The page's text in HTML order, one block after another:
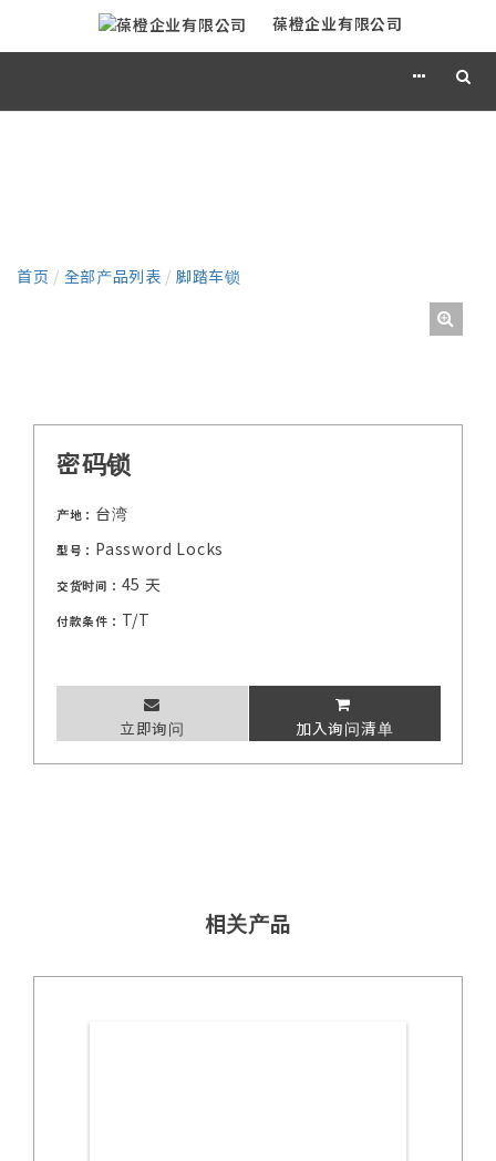
葆橙企业有限公司
首页 / 全部产品列表 / 脚踏车锁
密码锁
产地： 台湾
型号： Password Locks
交货时间： 45 天
付款条件： T/T
立即询问 加入询问清单
相关产品